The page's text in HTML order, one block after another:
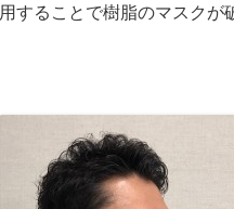
用することで樹脂のマスクが